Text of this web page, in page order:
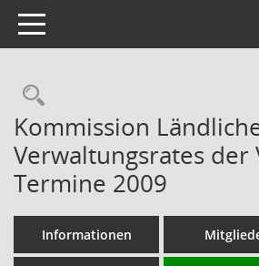
Toggle navigation
Rechercheauswahl
Kommission
Verwaltungsrates der
Termine 2009
Informationen